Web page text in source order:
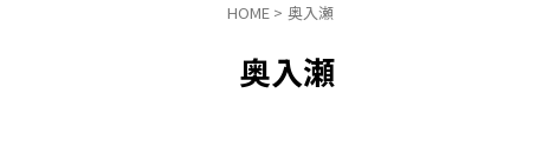
HOME > 奥入瀬
奥入瀬